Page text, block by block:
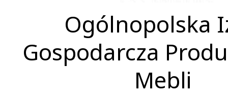
Ogólnopolska
Gospodarcza
Mebli